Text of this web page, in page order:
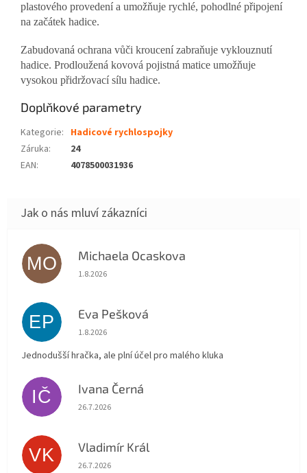
plastového provedení a umožňuje rychlé, pohodlné připojení
na začátek hadice.
Zabudovaná ochrana vůči kroucení zabraňuje vyklouznutí
hadice. Prodloužená kovová pojistná matice umožňuje
vysokou přidržovací sílu hadice.
Doplňkové parametry
Kategorie: Hadicové rychlospojky
Záruka:
24
EAN: 4078500031936
MO Michaela Ocaskova
Hodnocení obchodu je 5 z 5 hvězdiček.
1.8.2026
EP Eva Pešková
Hodnocení obchodu je 5 z 5 hvězdiček.
1.8.2026
Jednodušší hračka, ale plní účel pro malého kluka
IČ Ivana Černá
Hodnocení obchodu je 5 z 5 hvězdiček.
26.7.2026
VK Vladimír Král
Hodnocení obchodu je 5 z 5 hvězdiček.
26.7.2026